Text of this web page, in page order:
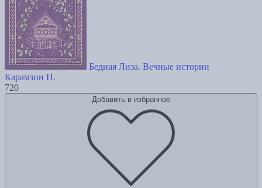
Бедная Лиза. Вечные истории
Карамзин Н.
720
Добавить в избранное